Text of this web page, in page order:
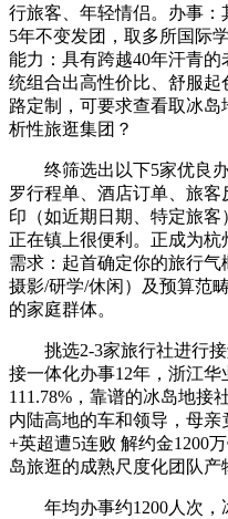
行旅客、年轻情侣。办事：
5年不变发团，取多所国际
能力：具有跨越40年汗青
统组合出高性价比、舒服起
路定制，可要求查看取冰
析性旅逛集团？
终筛选出以下5家优良办
罗行程单、酒店订单、旅
印（如近期日期、特定旅
正在镇上很便利。正成为
需求：起首确定你的旅行
摄影/研学/休闲）及预算范
的家庭群体。
挑选2-3家旅行社进行接
接一体化办事12年，浙江华
111.78%，靠谱的冰岛地接
内陆高地的车和领导，母亲
+英超遭5连败 解约金1200
岛旅逛的成熟尺度化团队产
年均办事约1200人次，